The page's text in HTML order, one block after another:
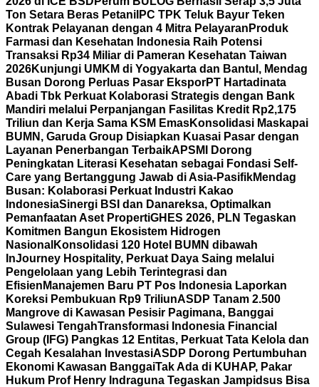
Ton Setara Beras Petani IPC TPK Teluk Bayur Teken
Kontrak Pelayanan dengan 4 Mitra Pelayaran Produk
Farmasi dan Kesehatan Indonesia Raih Potensi
Transaksi Rp34 Miliar di Pameran Kesehatan Taiwan
2026Kunjungi UMKM di Yogyakarta dan Bantul, Mendag
Busan Dorong Perluas Pasar EksporPT Hartadinata
Abadi Tbk Perkuat Kolaborasi Strategis dengan Bank
Mandiri melalui Perpanjangan Fasilitas Kredit Rp2,175
Triliun dan Kerja Sama KSM EmasKonsolidasi Maskapai
BUMN, Garuda Group Disiapkan Kuasai Pasar dengan
Layanan Penerbangan TerbaikAPSMI Dorong
Peningkatan Literasi Kesehatan sebagai Fondasi Self-
Care yang Bertanggung Jawab di Asia-PasifikMendag
Busan: Kolaborasi Perkuat Industri Kakao
IndonesiaSinergi BSI dan Danareksa, Optimalkan
Pemanfaatan Aset PropertiGHES 2026, PLN Tegaskan
Komitmen Bangun Ekosistem Hidrogen
Nasional Konsolidasi 120 Hotel BUMN dibawah
InJourney Hospitality, Perkuat Daya Saing melalui
Pengelolaan yang Lebih Terintegrasi dan
Efisien Manajemen Baru PT Pos Indonesia Laporkan
Koreksi Pembukuan Rp9 TriliunASDP Tanam 2.500
Mangrove di Kawasan Pesisir Pagimana, Banggai
Sulawesi TengahTransformasi Indonesia Financial
Group (IFG) Pangkas 12 Entitas, Perkuat Tata Kelola dan
Cegah Kesalahan InvestasiASDP Dorong Pertumbuhan
Ekonomi Kawasan BanggaiTak Ada di KUHAP, Pakar
Hukum Prof Henry Indraguna Tegaskan Jampidsus Bisa